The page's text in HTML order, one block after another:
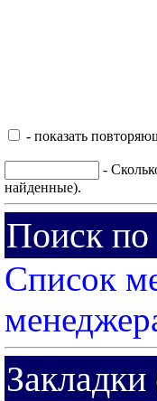
- показать
-
найденные).
Поиск по
Список